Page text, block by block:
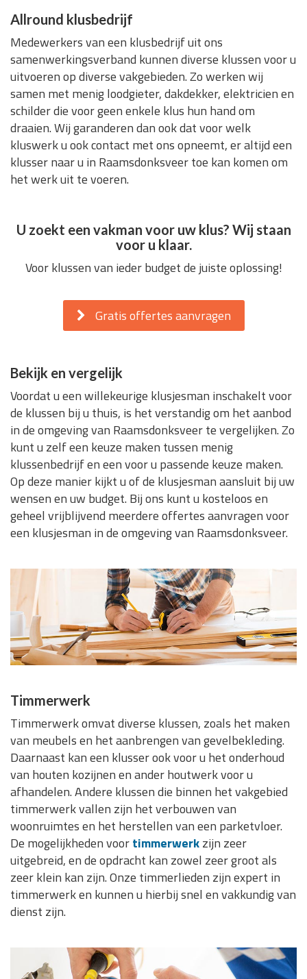
Allround klusbedrijf
Medewerkers van een klusbedrijf uit ons
samenwerkingsverband kunnen diverse klussen voor u
uitvoeren op diverse vakgebieden. Zo werken wij
samen met menig loodgieter, dakdekker, elektricien en
schilder die voor geen enkele klus hun hand om
draaien. Wij garanderen dan ook dat voor welk
kluswerk u ook contact met ons opneemt, er altijd een
klusser naar u in Raamsdonksveer toe kan komen om
het werk uit te voeren.
U zoekt een vakman voor uw klus? Wij staan
voor u klaar.
Voor klussen van ieder budget de juiste oplossing!
Gratis offertes aanvragen
Bekijk en vergelijk
Voordat u een willekeurige klusjesman inschakelt voor
de klussen bij u thuis, is het verstandig om het aanbod
in de omgeving van Raamsdonksveer te vergelijken. Zo
kunt u zelf een keuze maken tussen menig
klussenbedrijf en een voor u passende keuze maken.
Op deze manier kijkt u of de klusjesman aansluit bij uw
wensen en uw budget. Bij ons kunt u kosteloos en
geheel vrijblijvend meerdere offertes aanvragen voor
een klusjesman in de omgeving van Raamsdonksveer.
Timmerwerk
Timmerwerk omvat diverse klussen, zoals het maken
van meubels en het aanbrengen van gevelbekleding.
Daarnaast kan een klusser ook voor u het onderhoud
van houten kozijnen en ander houtwerk voor u
afhandelen. Andere klussen die binnen het vakgebied
timmerwerk vallen zijn het verbouwen van
woonruimtes en het herstellen van een parketvloer.
De mogelijkheden voortimmerwerkzijn zeer
uitgebreid, en de opdracht kan zowel zeer groot als
zeer klein kan zijn. Onze timmerlieden zijn expert in
timmerwerk en kunnen u hierbij snel en vakkundig van
dienst zijn.